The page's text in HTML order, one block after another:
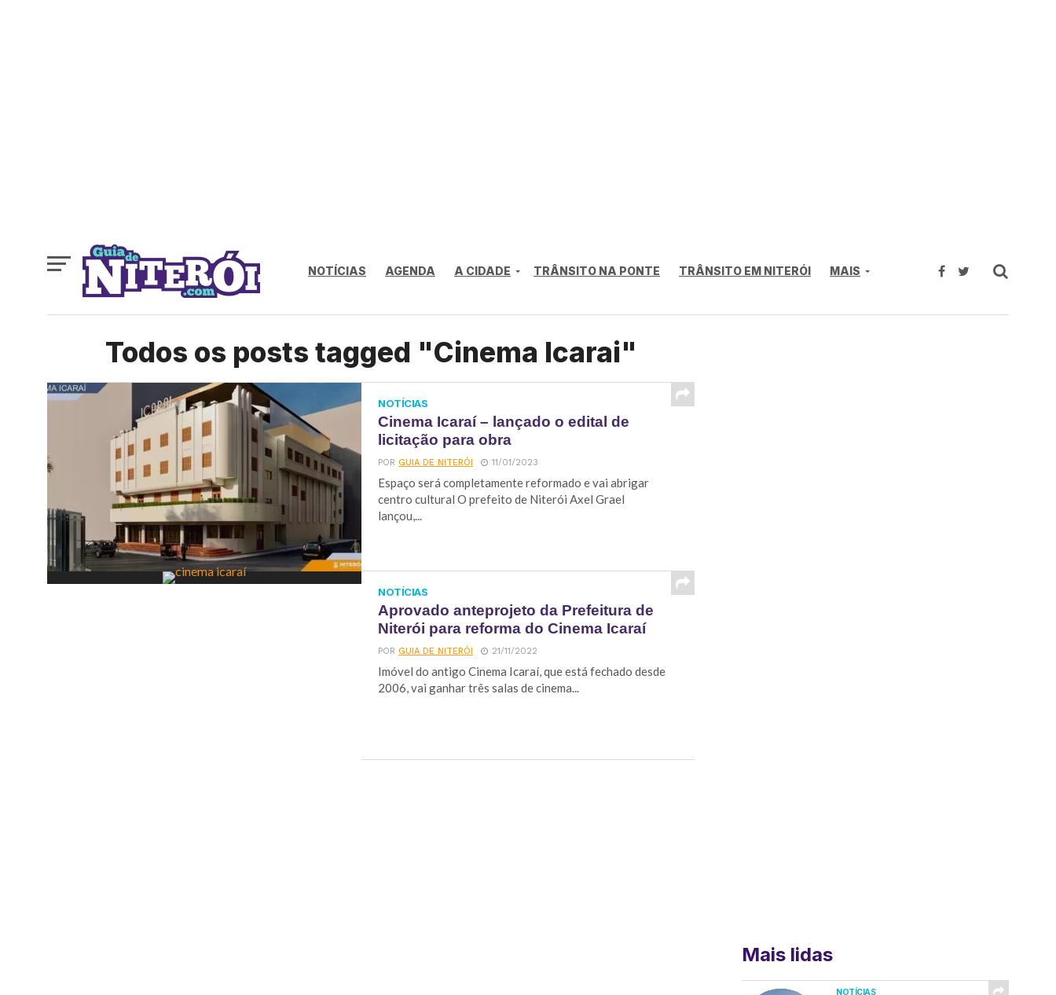
NOTÍCIAS AGENDA A CIDADE TRÂNSITO NA PONTE TRÂNSITO EM NITERÓI MAIS
Todos os posts tagged "Cinema Icarai"
NOTÍCIAS
Cinema Icaraí – lançado o edital de
licitação para obra
PORGUIA DE NITERÓI 11/01/2023
Espaço será completamente reformado e vai abrigar
centro cultural O prefeito de Niterói Axel Grael
lançou,...
NOTÍCIAS
Aprovado anteprojeto da Prefeitura de
Niterói para reforma do Cinema Icaraí
PORGUIA DE NITERÓI 21/11/2022
Imóvel do antigo Cinema Icaraí, que está fechado desde
2006, vai ganhar três salas de cinema...
Mais lidas
NOTÍCIAS